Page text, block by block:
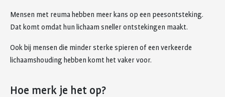
Mensen met reuma hebben meer kans op een peesontsteking.
Dat komt omdat hun lichaam sneller ontstekingen maakt.
Ook bij mensen die minder sterke spieren of een verkeerde
lichaamshouding hebben komt het vaker voor.
Hoe merk je het op?